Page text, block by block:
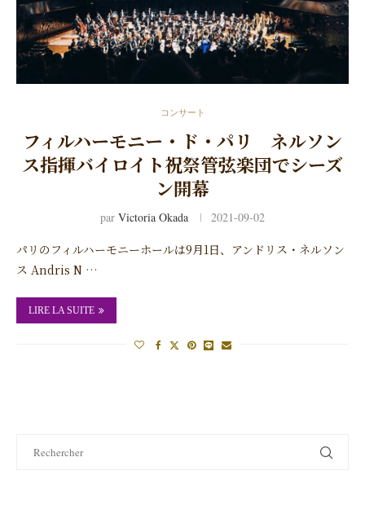
コンサート
フィルハーモニー・ド・パリ ネルソン
ス指揮バイロイト祝祭管弦楽団でシーズ
ン開幕
par Victoria Okada 2021-09-02
パリのフィルハーモニーホールは9月1日、アンドリス・ネルソン
ス Andris N …
LIRE LA SUITE